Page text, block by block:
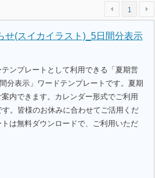
1
せ(スイカイラスト)_5日間分表示
ンプレートとして利用できる「夏期営
分表示」ワードテンプレートです。夏期
内できます。カレンダー形式でご利用
。皆様のお休みに合わせてご活用くだ
は無料ダウンロードで、ご利用いただ